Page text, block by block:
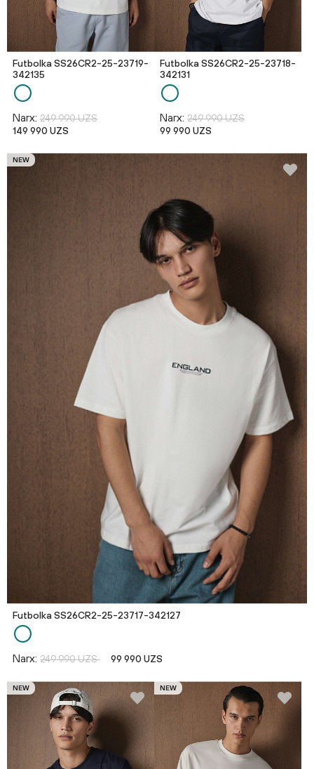
Futbolka SS26CR2-25-23719-
342135
Narx: 249 990 UZS
149 990 UZS
Futbolka SS26CR2-25-23718-
342131
Narx: 249 990 UZS
99 990 UZS
NEW
Futbolka SS26CR2-25-23717-342127
Narx: 249 990 UZS 99 990 UZS
NEW NEW